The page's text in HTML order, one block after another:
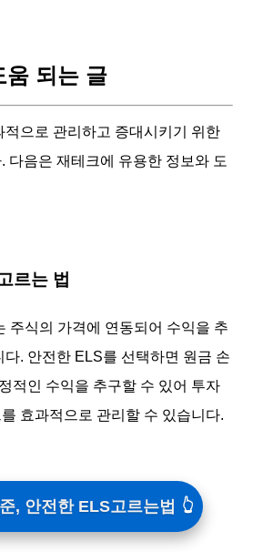
움 되는 글
으로 관리하고 증대시키기 위한
다음은 재테크에 유용한 정보와 도
르는 법
주식의 가격에 연동되어 수익을 추
. 안전한 ELS를 선택하면 원금 손
적인 수익을 추구할 수 있어 투자
효과적으로 관리할 수 있습니다.
, 안전한 ELS고르는법